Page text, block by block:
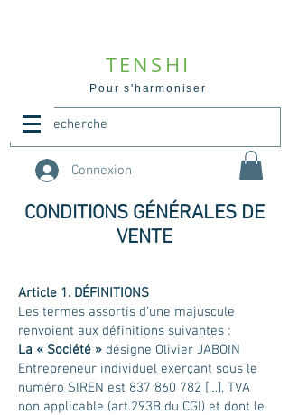
TENSHI
Pour s'harmoniser
Connexion
CONDITIONS GÉNÉRALES DE
VENTE
Article 1. DÉFINITIONS
Les termes assortis d’une majuscule
renvoient aux définitions suivantes :
La « Société » désigne Olivier JABOIN
Entrepreneur individuel exerçant sous le
numéro SIREN est 837 860 782 […], TVA
non applicable (art.293B du CGI) et dont le